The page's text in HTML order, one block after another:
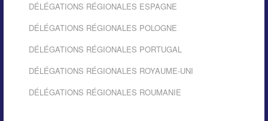
DÉLÉGATIONS RÉGIONALES ESPAGNE
DÉLÉGATIONS RÉGIONALES POLOGNE
DÉLÉGATIONS RÉGIONALES PORTUGAL
DÉLÉGATIONS RÉGIONALES ROYAUME-UNI
DÉLÉGATIONS RÉGIONALES ROUMANIE